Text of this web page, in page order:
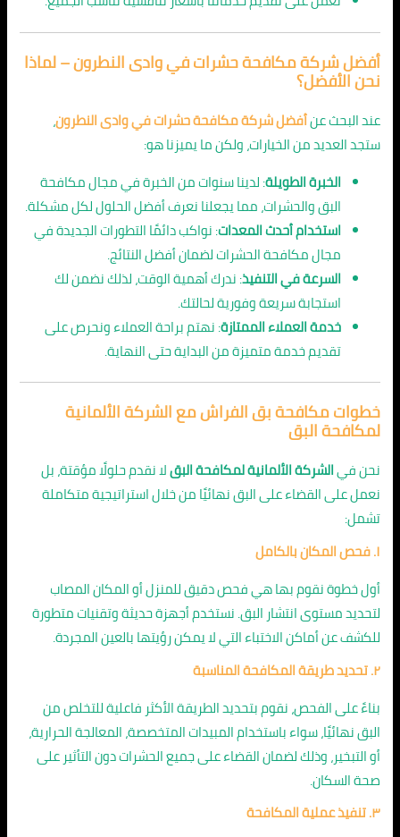
أفضل شركة مكافحة حشرات في وادى النطرون – لماذا
نحن الأفضل؟
عند البحث عنأفضل شركة مكافحة حشرات في وادى النطرون،
ستجد العديد من الخيارات، ولكن ما يميزنا هو:
الخبرة الطويلة: لدينا سنوات من الخبرة في مجال مكافحة
البق والحشرات، مما يجعلنا نعرف أفضل الحلول لكل مشكلة.
استخدام أحدث المعدات: نواكب دائمًا التطورات الجديدة في
مجال مكافحة الحشرات لضمان أفضل النتائج.
السرعة في التنفيذ: ندرك أهمية الوقت، لذلك نضمن لك
استجابة سريعة وفورية لحالتك.
خدمة العملاء الممتازة: نهتم براحة العملاء ونحرص على
تقديم خدمة متميزة من البداية حتى النهاية.
خطوات مكافحة بق الفراش مع الشركة الألمانية
لمكافحة البق
نحن فيالشركة الألمانية لمكافحة البقلا نقدم حلولًا مؤقتة، بل
نعمل على القضاء على البق نهائيًا من خلال استراتيجية متكاملة
تشمل:
١. فحص المكان بالكامل
أول خطوة نقوم بها هي فحص دقيق للمنزل أو المكان المصاب
لتحديد مستوى انتشار البق. نستخدم أجهزة حديثة وتقنيات متطورة
للكشف عن أماكن الاختباء التي لا يمكن رؤيتها بالعين المجردة.
٢. تحديد طريقة المكافحة المناسبة
بناءً على الفحص، نقوم بتحديد الطريقة الأكثر فاعلية للتخلص من
البق نهائيًا، سواء باستخدام المبيدات المتخصصة، المعالجة الحرارية،
أو التبخير، وذلك لضمان القضاء على جميع الحشرات دون التأثير على
صحة السكان.
٣. تنفيذ عملية المكافحة